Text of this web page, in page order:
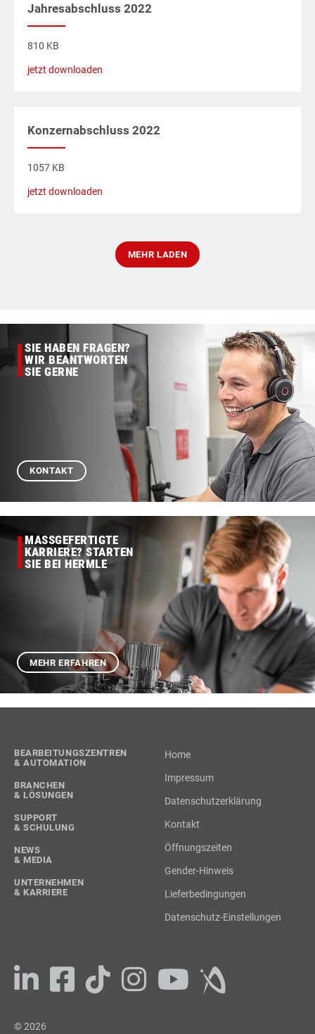
Jahresabschluss 2022
810 KB
jetzt downloaden
Konzernabschluss 2022
1057 KB
jetzt downloaden
MEHR LADEN
SIE HABEN FRAGEN?
WIR BEANTWORTEN
SIE GERNE
KONTAKT
MASSGEFERTIGTE
KARRIERE? STARTEN
SIE BEI HERMLE
MEHR ERFAHREN
BEARBEITUNGSZENTREN
& AUTOMATION
BRANCHEN
& LÖSUNGEN
SUPPORT
& SCHULUNG
NEWS
& MEDIA
UNTERNEHMEN
& KARRIERE
Home
Impressum
Datenschutzerklärung
Kontakt
Öffnungszeiten
Gender-Hinweis
Lieferbedingungen
Datenschutz-Einstellungen
© 2026